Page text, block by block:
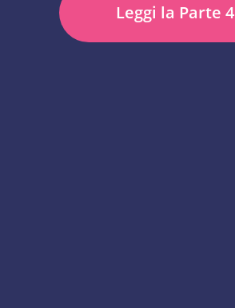
Leggi la Parte 4